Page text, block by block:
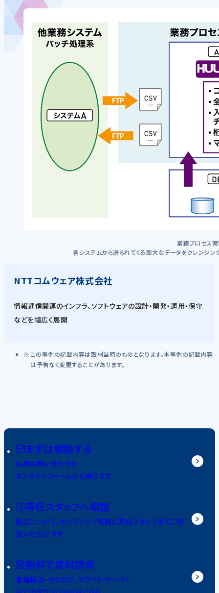
業務プロセス
各システムから送られてくる膨大なデータをクレンジン
NTTコムウェア株式会社
情報通信関連のインフラ、ソフトウェアの設計・開発・運用・保守
などを幅広く展開
この事例の記載内容は取材当時のものとなります。本事例の記載内容
は予告なく変更することがあります。
まずは相談する
各種お問い合わせを
オンラインフォームから承ります
専任スタッフへ相談
製品について、オンラインで気軽に弊社スタッフまでご相
談いただけます
無料で資料請求
各種製品・カタログ、ホワイトペーパー